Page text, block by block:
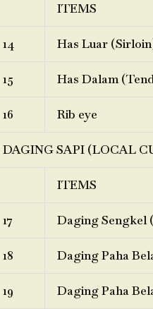
ITEMS
14 Has Luar
15 Has Dalam
16 Rib eye
DAGING SAPI (LOCAL
ITEMS
17 Daging Sengkel
18 Daging Paha
19 Daging Paha